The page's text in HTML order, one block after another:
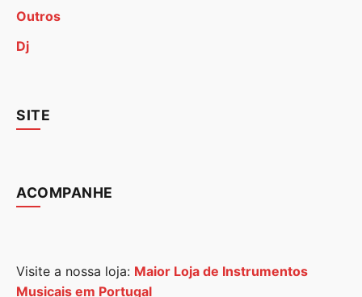
Outros
Dj
SITE
ACOMPANHE
Visite a nossa loja: Maior Loja de Instrumentos
Musicais em Portugal